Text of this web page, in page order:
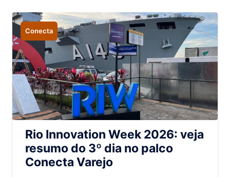
Conecta
Rio Innovation Week 2026: veja
resumo do 3º dia no palco
Conecta Varejo